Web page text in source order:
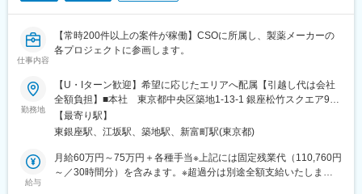
浜松駅、三島田町駅、市役所前駅(長野県)、金沢駅、あすなろう四
日市駅、電鉄富山駅・エスタ前駅、福井駅(福井県)、大阪梅田駅
(阪神線)、なんば駅(地下鉄)、高槻駅、梅田駅(地下鉄)、宮之阪
駅、大阪阿部野橋駅、北新地駅、四ツ橋駅、七条駅、四条駅(京都
島県)、高松築港駅、高知橋駅、眉山ロープウェイ山麓駅、天神
駅、小倉駅(福岡県)、東比恵駅、鹿児島中央駅、水道町駅、五島町
駅、旭橋駅、西早稲田駅、末広町駅(東京都)、立川南駅、高輪ゲー
トウェイ駅、九品仏駅、新高島駅、東宿郷駅、葭川公園駅、大神
町駅、第一通り駅、三島駅、七ツ屋駅、富山駅、福井城址大名町
駅、なんば駅(南海線)、大阪駅、天王寺駅、西大橋駅、五条駅(京
仕事内容
【常時200件以上の案件が稼働】CSOに所属し、製薬メーカーの
各プロジェクトに参画します。
勤務地
【U・Iターン歓迎】希望に応じたエリアへ配属【引越し代は会社
全額負担】■本社 東京都中央区築地1-13-1 銀座松竹スクエア9F■
勤務エリア：（1）北海道：北海道（2）東北：青森・秋田・岩
手・山形・宮城・福島（3）関東：東京・神奈川・千葉・埼玉・茨
知・岐阜・三重・静岡（6）北陸：富山・石川・福井（7）近畿：
大阪・京都・滋賀・奈良・和歌山・兵庫（8）中国：岡山・広島・
【最寄り駅】
東銀座駅、江坂駅、築地駅、新富町駅(東京都)
給与
月給60万円～75万円＋各種手当※上記には固定残業代（110,760円
～／30時間分）を含みます。※超過分は別途全額支給いたしま